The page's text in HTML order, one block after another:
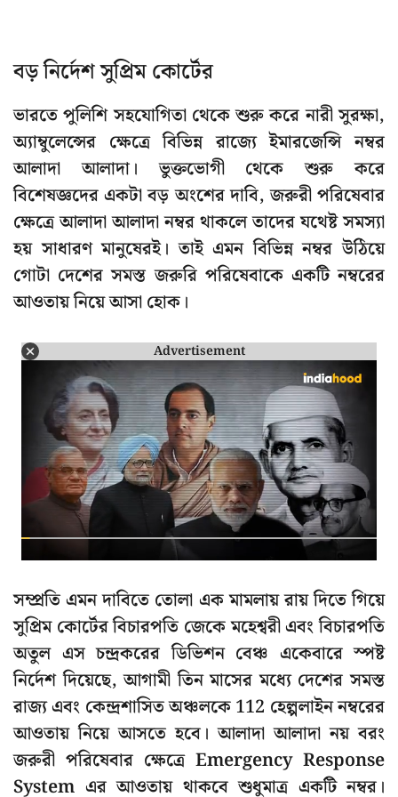
বড় নির্দেশ সুপ্রিম কোর্টের
ভারতে পুলিশি সহযোগিতা থেকে শুরু করে নারী সুরক্ষা,
অ্যাম্বুলেন্সের ক্ষেত্রে বিভিন্ন রাজ্যে ইমারজেন্সি নম্বর
আলাদা আলাদা। ভুক্তভোগী থেকে শুরু করে
বিশেষজ্ঞদের একটা বড় অংশের দাবি, জরুরী পরিষেবার
ক্ষেত্রে আলাদা আলাদা নম্বর থাকলে তাদের যথেষ্ট সমস্যা
হয় সাধারণ মানুষেরই। তাই এমন বিভিন্ন নম্বর উঠিয়ে
গোটা দেশের সমস্ত জরুরি পরিষেবাকে একটি নম্বরের
আওতায় নিয়ে আসা হোক।
Advertisement
সম্প্রতি এমন দাবিতে তোলা এক মামলায় রায় দিতে গিয়ে
সুপ্রিম কোর্টের বিচারপতি জেকে মহেশ্বরী এবং বিচারপতি
অতুল এস চন্দ্রকরের ডিভিশন বেঞ্চ একেবারে স্পষ্ট
নির্দেশ দিয়েছে, আগামী তিন মাসের মধ্যে দেশের সমস্ত
রাজ্য এবং কেন্দ্রশাসিত অঞ্চলকে 112 হেল্পলাইন নম্বরের
আওতায় নিয়ে আসতে হবে। আলাদা আলাদা নয় বরং
জরুরী পরিষেবার ক্ষেত্রে Emergency Response
System এর আওতায় থাকবে শুধুমাত্র একটি নম্বর।